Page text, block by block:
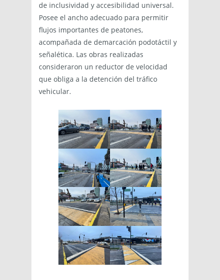
de inclusividad y accesibilidad universal.
Posee el ancho adecuado para permitir
flujos importantes de peatones,
acompañada de demarcación podotáctil y
señalética. Las obras realizadas
consideraron un reductor de velocidad
que obliga a la detención del tráfico
vehicular.